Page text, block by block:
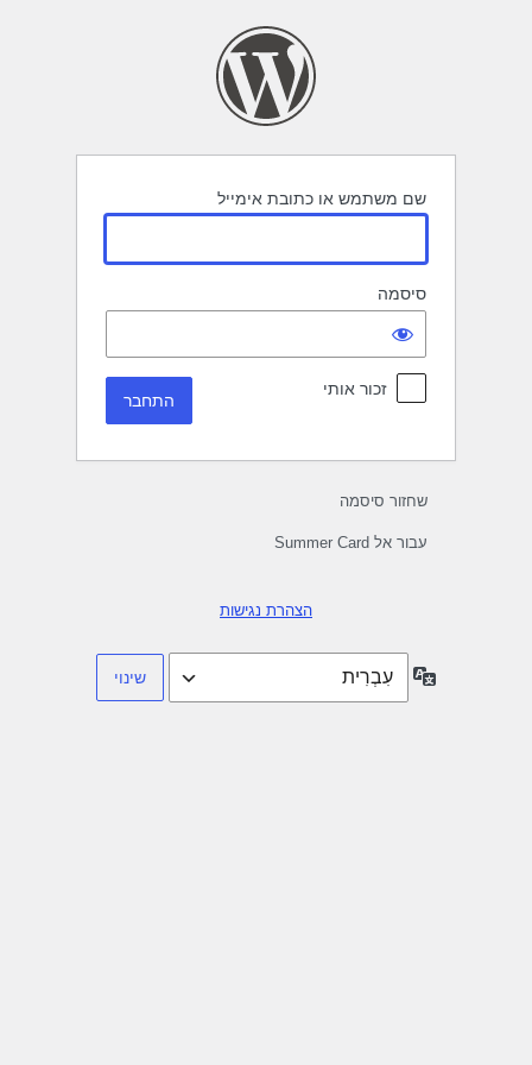
שם משתמש או כתובת אימייל
סיסמה
זכור אותי
שחזור סיסמה
עבור אל Summer Card
הצהרת נגישות
שפה